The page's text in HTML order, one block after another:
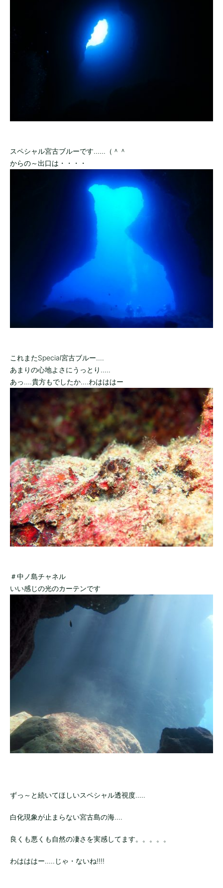
スペシャル宮古ブルーです......（＾＾
からの～出口は・・・・
これまたSpecial宮古ブルー....
あまりの心地よさにうっとり.....
あっ....貴方もでしたか....わはははー
＃中ノ島チャネル
いい感じの光のカーテンです
ずっ～と続いてほしいスペシャル透視度.....
白化現象が止まらない宮古島の海....
良くも悪くも自然の凄さを実感してます。。。。。
わはははー.....じゃ・ないね!!!!